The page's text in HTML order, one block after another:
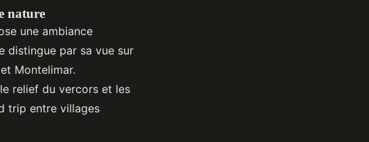
nature
une ambiance
distingue par sa vue sur
Montelimar.
relief du vercors et les
trip entre villages